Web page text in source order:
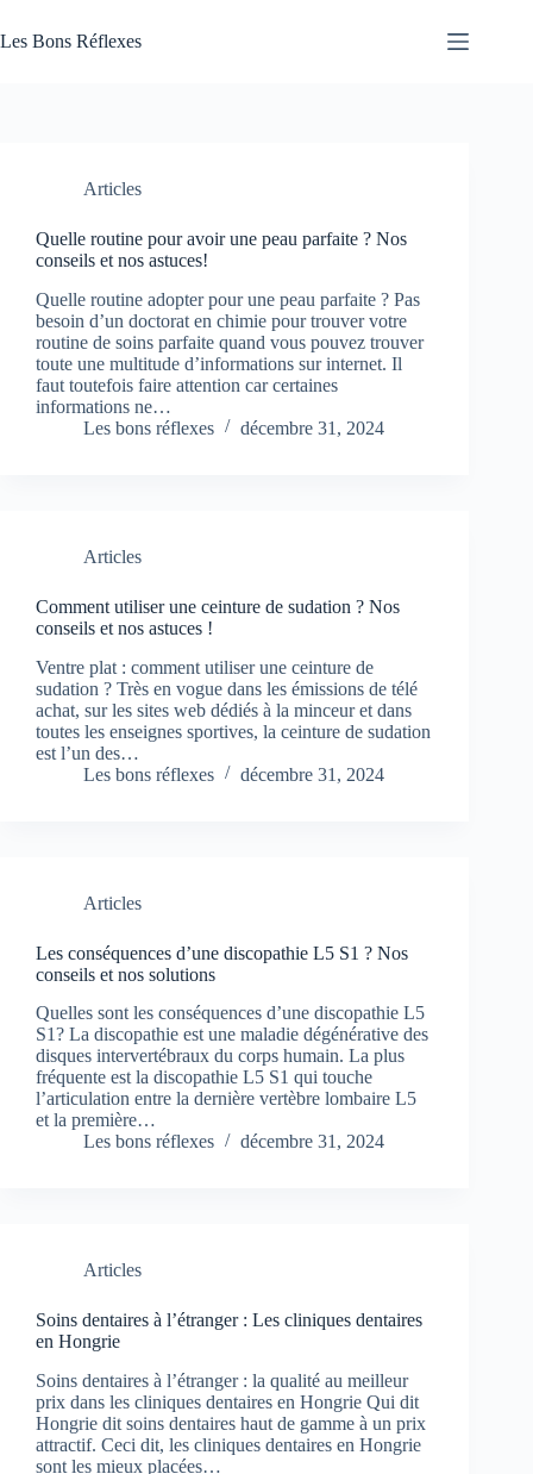
au
contenu
Les Bons Réflexes
Articles
Quelle routine pour avoir une peau parfaite ? Nos
conseils et nos astuces!
Quelle routine adopter pour une peau parfaite ? Pas
besoin d’un doctorat en chimie pour trouver votre
routine de soins parfaite quand vous pouvez trouver
toute une multitude d’informations sur internet. Il
faut toutefois faire attention car certaines
informations ne…
Les bons réflexes
décembre 31, 2024
Articles
Comment utiliser une ceinture de sudation ? Nos
conseils et nos astuces !
Ventre plat : comment utiliser une ceinture de
sudation ? Très en vogue dans les émissions de télé
achat, sur les sites web dédiés à la minceur et dans
toutes les enseignes sportives, la ceinture de sudation
est l’un des…
Les bons réflexes
décembre 31, 2024
Articles
Les conséquences d’une discopathie L5 S1 ? Nos
conseils et nos solutions
Quelles sont les conséquences d’une discopathie L5
S1? La discopathie est une maladie dégénérative des
disques intervertébraux du corps humain. La plus
fréquente est la discopathie L5 S1 qui touche
l’articulation entre la dernière vertèbre lombaire L5
et la première…
Les bons réflexes
décembre 31, 2024
Articles
Soins dentaires à l’étranger : Les cliniques dentaires
en Hongrie
Soins dentaires à l’étranger : la qualité au meilleur
prix dans les cliniques dentaires en Hongrie Qui dit
Hongrie dit soins dentaires haut de gamme à un prix
attractif. Ceci dit, les cliniques dentaires en Hongrie
sont les mieux placées…